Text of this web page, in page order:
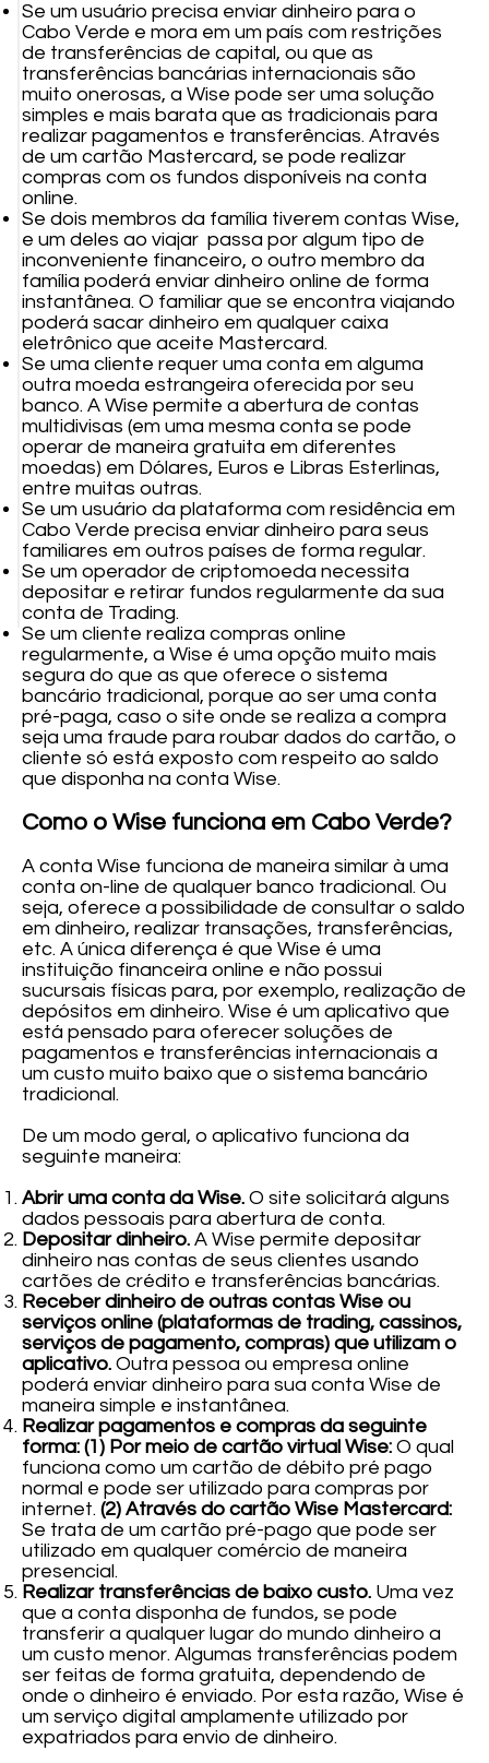
Se um usuário precisa enviar dinheiro para o
Cabo Verde e mora em um país com restrições
de transferências de capital, ou que as
transferências bancárias internacionais são
muito onerosas, a Wise pode ser uma solução
simples e mais barata que as tradicionais para
realizar pagamentos e transferências. Através
de um cartão Mastercard, se pode realizar
compras com os fundos disponíveis na conta
online.
Se dois membros da família tiverem contas Wise,
e um deles ao viajar passa por algum tipo de
inconveniente financeiro, o outro membro da
família poderá enviar dinheiro online de forma
instantânea. O familiar que se encontra viajando
poderá sacar dinheiro em qualquer caixa
eletrônico que aceite Mastercard.
Se uma cliente requer uma conta em alguma
outra moeda estrangeira oferecida por seu
banco. A Wise permite a abertura de contas
multidivisas (em uma mesma conta se pode
operar de maneira gratuita em diferentes
moedas) em Dólares, Euros e Libras Esterlinas,
entre muitas outras.
Se um usuário da plataforma com residência em
Cabo Verde precisa enviar dinheiro para seus
familiares em outros países de forma regular.
Se um operador de criptomoeda necessita
depositar e retirar fundos regularmente da sua
conta de Trading.
Se um cliente realiza compras online
regularmente, a Wise é uma opção muito mais
segura do que as que oferece o sistema
bancário tradicional, porque ao ser uma conta
pré-paga, caso o site onde se realiza a compra
seja uma fraude para roubar dados do cartão, o
cliente só está exposto com respeito ao saldo
que disponha na conta Wise.
Como o Wise funciona em Cabo Verde?
A conta Wise funciona de maneira similar à uma
conta on-line de qualquer banco tradicional. Ou
seja, oferece a possibilidade de consultar o saldo
em dinheiro, realizar transações, transferências,
etc. A única diferença é que Wise é uma
instituição financeira online e não possui
sucursais físicas para, por exemplo, realização de
depósitos em dinheiro. Wise é um aplicativo que
está pensado para oferecer soluções de
pagamentos e transferências internacionais a
um custo muito baixo que o sistema bancário
tradicional.
De um modo geral, o aplicativo funciona da
seguinte maneira:
Abrir uma conta da Wise.O site solicitará alguns
dados pessoais para abertura de conta.
Depositar dinheiro. A Wise permite depositar
dinheiro nas contas de seus clientes usando
cartões de crédito e transferências bancárias.
Receber dinheiro de outras contas Wise ou
serviços online (plataformas de trading, cassinos,
serviços de pagamento, compras) que utilizam o
aplicativo. Outra pessoa ou empresa online
poderá enviar dinheiro para sua conta Wise de
maneira simple e instantânea.
Realizar pagamentos e compras da seguinte
forma: (1) Por meio de cartão virtual Wise:O qual
funciona como um cartão de débito pré pago
normal e pode ser utilizado para compras por
internet.(2) Através do cartão Wise Mastercard:
Se trata de um cartão pré-pago que pode ser
utilizado em qualquer comércio de maneira
presencial.
Realizar transferências de baixo custo. Uma vez
que a conta disponha de fundos, se pode
transferir a qualquer lugar do mundo dinheiro a
um custo menor. Algumas transferências podem
ser feitas de forma gratuita, dependendo de
onde o dinheiro é enviado. Por esta razão, Wise é
um serviço digital amplamente utilizado por
expatriados para envio de dinheiro.